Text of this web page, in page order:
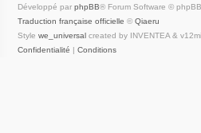
Développé par phpBB® Forum Software ©
Traduction française officielle © Qiaeru
Style we_universal created by INVENTEA &
Confidentialité | Conditions